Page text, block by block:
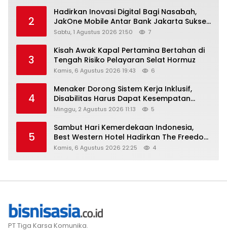
2
Hadirkan Inovasi Digital Bagi Nasabah,
JakOne Mobile Antar Bank Jakarta Sukses
Raih Digital Excellence Awards 2026
Sabtu, 1 Agustus 2026 21:50 7
3
Kisah Awak Kapal Pertamina Bertahan di
Tengah Risiko Pelayaran Selat Hormuz
Kamis, 6 Agustus 2026 19:43 6
4
Menaker Dorong Sistem Kerja Inklusif,
Disabilitas Harus Dapat Kesempatan
Setara
Minggu, 2 Agustus 2026 11:13 5
5
Sambut Hari Kemerdekaan Indonesia,
Best Western Hotel Hadirkan The Freedom
Stay Diskon Hingga 45%
Kamis, 6 Agustus 2026 22:25 4
PT Tiga Karsa Komunika.